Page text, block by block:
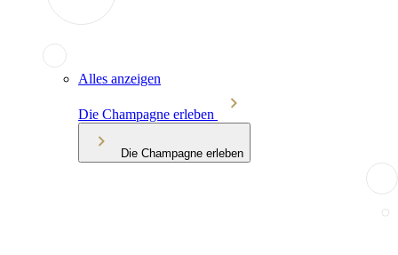
Alles anzeigen
Die Champagne erleben
Die Champagne erleben